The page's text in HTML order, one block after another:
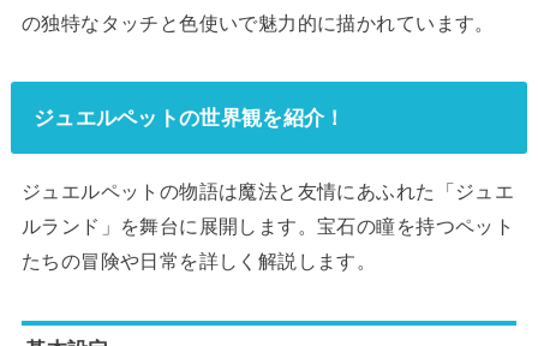
の独特なタッチと色使いで魅力的に描かれています。
ジュエルペットの世界観を紹介！
ジュエルペットの物語は魔法と友情にあふれた「ジュエ
ルランド」を舞台に展開します。宝石の瞳を持つペット
たちの冒険や日常を詳しく解説します。